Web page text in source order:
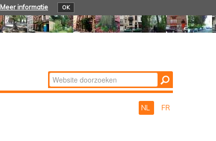
Meer informatie OK
Zoek
Geavanceerd
NL FR